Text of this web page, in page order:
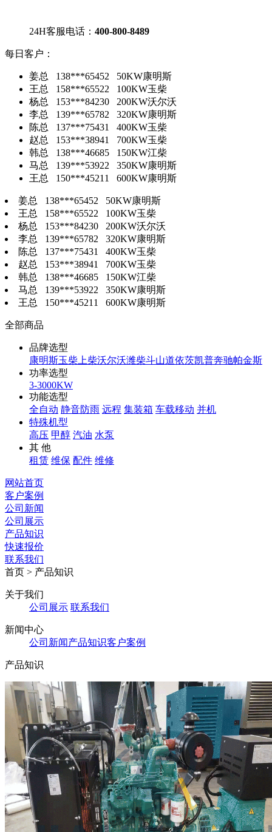
24H客服电话： 400-800-8489
每日客户：
姜总 138***65452 50KW康明斯
王总 158***65522 100KW玉柴
杨总 153***84230 200KW沃尔沃
李总 139***65782 320KW康明斯
陈总 137***75431 400KW玉柴
赵总 153***38941 700KW玉柴
韩总 138***46685 150KW江柴
马总 139***53922 350KW康明斯
王总 150***45211 600KW康明斯
姜总 138***65452 50KW康明斯
王总 158***65522 100KW玉柴
杨总 153***84230 200KW沃尔沃
李总 139***65782 320KW康明斯
陈总 137***75431 400KW玉柴
赵总 153***38941 700KW玉柴
韩总 138***46685 150KW江柴
马总 139***53922 350KW康明斯
王总 150***45211 600KW康明斯
全部商品
品牌选型
康明斯玉柴 上柴沃尔沃潍柴斗山道依茨凯普奔驰帕金斯
功率选型
3-3000KW
功能选型
全自动 静音防雨 远程 集装箱 车载移动 并机
特殊机型
高压 甲醇 汽油 水泵
其 他
租赁 维保 配件 维修
网站首页
客户案例
公司新闻
公司展示
产品知识
快速报价
联系我们
首页 > 产品知识
关于我们
公司展示 联系我们
新闻中心
公司新闻产品知识客户案例
产品知识